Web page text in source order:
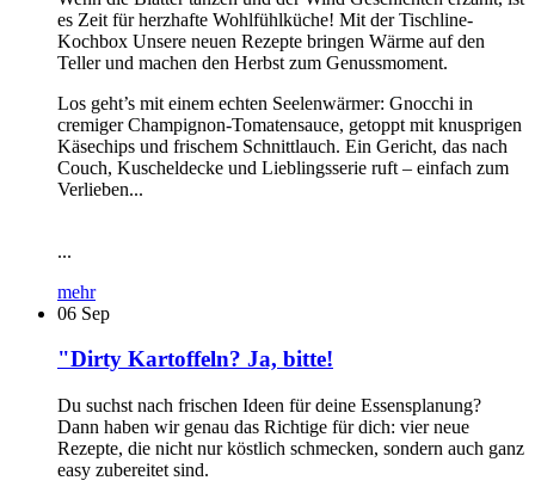
es Zeit für herzhafte Wohlfühlküche! Mit der Tischline-
Kochbox Unsere neuen Rezepte bringen Wärme auf den
Teller und machen den Herbst zum Genussmoment.
Los geht’s mit einem echten Seelenwärmer: Gnocchi in
cremiger Champignon-Tomatensauce, getoppt mit knusprigen
Käsechips und frischem Schnittlauch. Ein Gericht, das nach
Couch, Kuscheldecke und Lieblingsserie ruft – einfach zum
Verlieben...
...
mehr
06 Sep
"Dirty Kartoffeln? Ja, bitte!
Du suchst nach frischen Ideen für deine Essensplanung?
Dann haben wir genau das Richtige für dich: vier neue
Rezepte, die nicht nur köstlich schmecken, sondern auch ganz
easy zubereitet sind.